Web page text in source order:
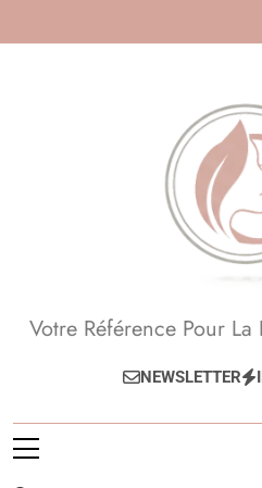
Beauté,
Votre Référence Pour La
NEWSLETTER